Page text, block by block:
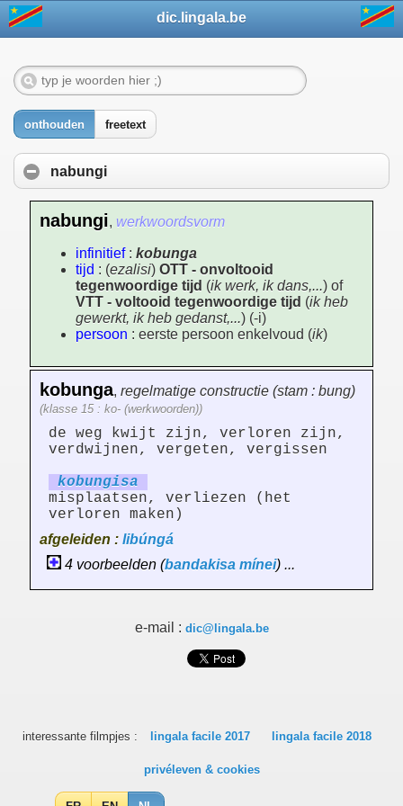
dic.lingala.be
onthouden freetext
nabungi
nabungi, werkwoordsvorm
infinitief: kobunga
tijd : (ezalisi) OTT - onvoltooid
tegenwoordige tijd (ik werk, ik dans,...) of
VTT - voltooid tegenwoordige tijd (ik heb
gewerkt, ik heb gedanst,...) (-i)
persoon : eerste persoon enkelvoud (ik)
kobunga, regelmatige constructie (stam : bung)
(klasse 15 : ko- (werkwoorden))
de weg kwijt zijn, verloren zijn,
verdwijnen, vergeten, vergissen
kobungisa
misplaatsen, verliezen (het
verloren maken)
afgeleiden : libúngá
4 voorbeelden (bandakisa mínei) ...
e-mail : dic@lingala.be
interessante filmpjes : lingala facile 2017 lingala facile 2018
privéleven & cookies